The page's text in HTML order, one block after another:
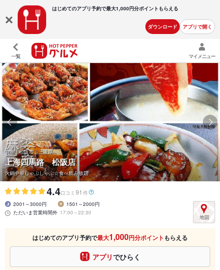
はじめてのアプリ予約で最大1,000円分ポイントもらえる
ダウンロード アプリで開く
一覧 マイメニュー
中華 | 松阪市 | 三重県
上海四馬路 松阪店
火鍋中華しゃぶしゃぶ☆食べ飲み放題
4.4口コミ 91 件
2001～3000円
1501～2000円
ただいま営業時間外 17:00～22:30
はじめてのアプリ予約で最大1,000円分ポイント もらえる
アプリでひらく